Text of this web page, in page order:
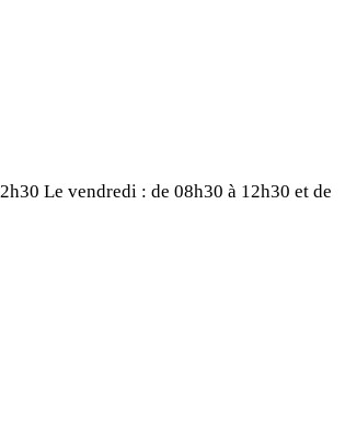
Le vendredi : de 08h30 à 12h30 et de